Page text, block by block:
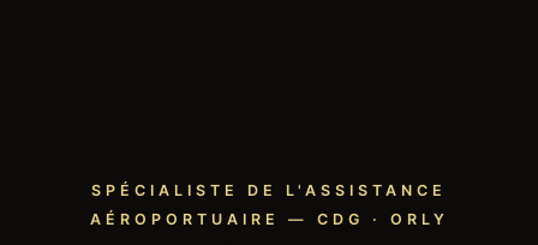
SPÉCIALISTE DE L'ASSISTANCE
AÉROPORTUAIRE — CDG · ORLY